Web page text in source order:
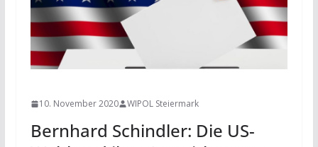
10. November 2020 WIPOL Steiermark
Bernhard Schindler: Die US-